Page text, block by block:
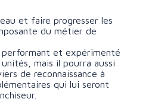
et faire progresser les
du métier de
et expérimenté
mais il pourra aussi
de reconnaissance à
qui lui seront